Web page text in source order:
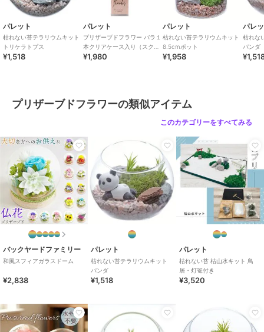
パレット
枯れない苔テラリウムキット
トリケラトプス
¥1,518
パレット
プリザーブドフラワー バラ１
本クリアケース入り（スクエ
ア）ブライトピンク
¥1,980
パレット
枯れない苔テラリウムキット
8.5cmポット
¥1,958
パレ
枯れな
パンダ
プリザーブドフラワーの類似アイテム
このカテゴリーをすべてみる
バックヤードファミリー
和風スフィアガラスドーム
¥2,838
パレット
枯れない苔テラリウムキット
パンダ
¥1,518
パレット
枯れない苔 枯山水キット 鳥
居・灯篭付き
¥3,520